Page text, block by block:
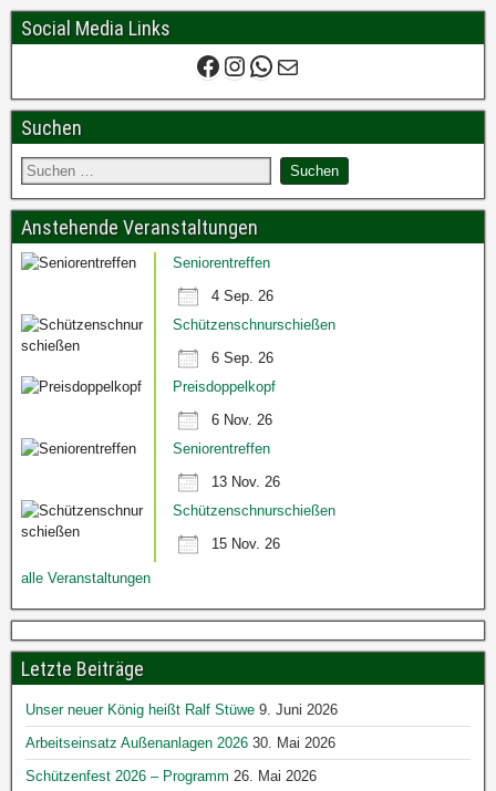
Social Media Links
Suchen
Anstehende Veranstaltungen
Seniorentreffen
4 Sep. 26
Schützenschnurschießen
6 Sep. 26
Preisdoppelkopf
6 Nov. 26
Seniorentreffen
13 Nov. 26
Schützenschnurschießen
15 Nov. 26
alle Veranstaltungen
Letzte Beiträge
Unser neuer König heißt Ralf Stüwe 9. Juni 2026
Arbeitseinsatz Außenanlagen 2026 30. Mai 2026
Schützenfest 2026 – Programm 26. Mai 2026